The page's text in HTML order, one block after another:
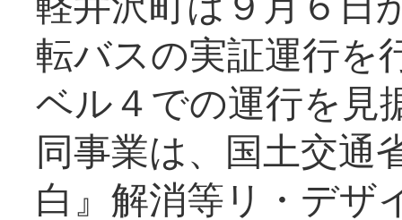
転バスの実証運行を
ベル４での運行を見
同事業は、国土交通
白』解消等リ・デザ